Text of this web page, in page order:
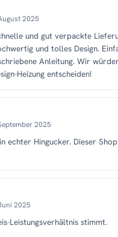
2025
und gut verpackte
und tolles Design.
Anleitung. Wir
Heizung entscheiden!
2025
echter Hingucker. Dieser
2025
Leistungsverhältnis stimmt.